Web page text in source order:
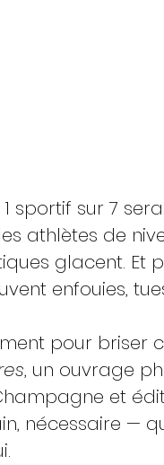
1 sportif sur 7
athlètes de
glacent. Et
enfouies,
pour briser
, un ouvrage
et
nécessaire —